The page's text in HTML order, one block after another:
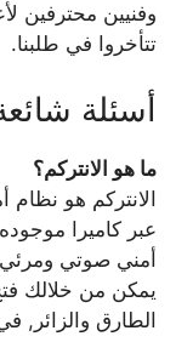
وفنيين محترفين
تتأخروا في طلبنا.
أسئلة
ما هو الانتركم؟
الانتركم هو نظام
عبر كاميرا
أمني صوتي
يمكن من خلالك
الطارق والزائر,